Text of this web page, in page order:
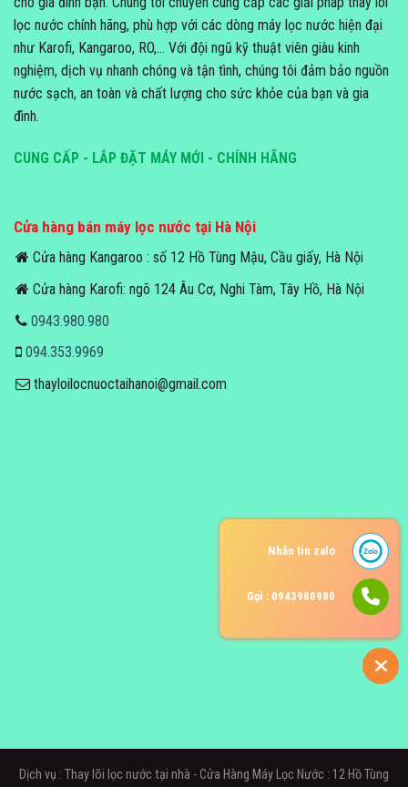
lọc nước chính hãng, phù hợp với các dòng máy lọc nước hiện đại
như Karofi, Kangaroo, RO,... Với đội ngũ kỹ thuật viên giàu kinh
nghiệm, dịch vụ nhanh chóng và tận tình, chúng tôi đảm bảo nguồn
nước sạch, an toàn và chất lượng cho sức khỏe của bạn và gia
đình.
CUNG CẤP - LẮP ĐẶT MÁY MỚI - CHÍNH HÃNG
Cửa hàng bán máy lọc nước tại Hà Nội
Cửa hàng Kangaroo : số 12 Hồ Tùng Mậu, Cầu giấy, Hà Nội
Cửa hàng Karofi: ngõ 124 Âu Cơ, Nghi Tàm, Tây Hồ, Hà Nội
0943.980.980
094.353.9969
thayloilocnuoctaihanoi@gmail.com
Dịch vụ : Thay lõi lọc nước tại nhà - Cửa Hàng Máy Lọc Nước : 12 Hồ Tùng
Nhắn tin zalo
Gọi : 0943980980